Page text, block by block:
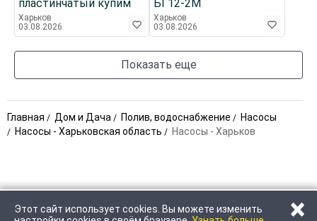
пластинчатый купим
Харьков
03.08.2026
БГ12-2М
Харьков
03.08.2026
Показать еще
Главная Дом и Дача Полив, водоснабжение
Насосы
Насосы - Харьковская область
Насосы - Харьков
Этот сайт использует cookies. Вы можете изменить
×
ПОЗВОНИТЬ НАПИСАТЬ